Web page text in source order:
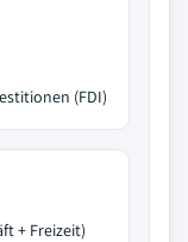
(FDI)
+ Freizeit)